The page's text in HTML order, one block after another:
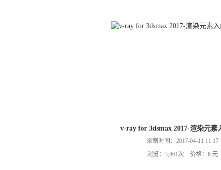
v-ray for 3dsmax 2017-渲染元素
录制时间：2017-04-11 11:17
浏览：3,461次 价格：6 元